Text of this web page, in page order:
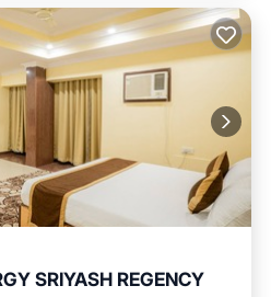
SRIYASH REGENCY
Cocina